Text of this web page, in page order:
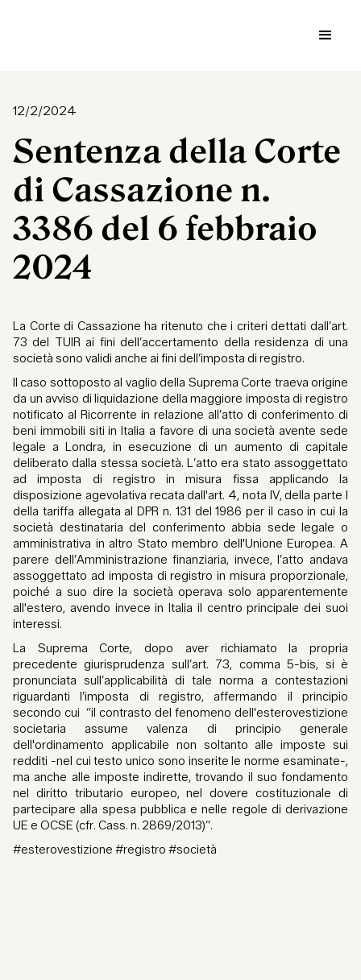
12/2/2024
Sentenza della Corte
di Cassazione n.
3386 del 6 febbraio
2024
La Corte di Cassazione ha ritenuto che i criteri dettati dall’art.
73 del TUIR ai fini dell’accertamento della residenza di una
società sono validi anche ai fini dell’imposta di registro.
Il caso sottoposto al vaglio della Suprema Corte traeva origine
da un avviso di liquidazione della maggiore imposta di registro
notificato al Ricorrente in relazione all’atto di conferimento di
beni immobili siti in Italia a favore di una società avente sede
legale a Londra, in esecuzione di un aumento di capitale
deliberato dalla stessa società. L’atto era stato assoggettato
ad imposta di registro in misura fissa applicando la
disposizione agevolativa recata dall'art. 4, nota IV, della parte I
della tariffa allegata al DPR n. 131 del 1986 per il caso in cui la
società destinataria del conferimento abbia sede legale o
amministrativa in altro Stato membro dell'Unione Europea. A
parere dell’Amministrazione finanziaria, invece, l’atto andava
assoggettato ad imposta di registro in misura proporzionale,
poiché a suo dire la società operava solo apparentemente
all'estero, avendo invece in Italia il centro principale dei suoi
interessi.
La Suprema Corte, dopo aver richiamato la propria
precedente giurisprudenza sull’art. 73, comma 5-bis, si è
pronunciata sull’applicabilità di tale norma a contestazioni
riguardanti l’imposta di registro, affermando il principio
secondo cui “il contrasto del fenomeno dell'esterovestizione
societaria assume valenza di principio generale
dell'ordinamento applicabile non soltanto alle imposte sui
redditi -nel cui testo unico sono inserite le norme esaminate-,
ma anche alle imposte indirette, trovando il suo fondamento
nel diritto tributario europeo, nel dovere costituzionale di
partecipare alla spesa pubblica e nelle regole di derivazione
UE e OCSE (cfr. Cass. n. 2869/2013)”.
#esterovestizione #registro #società